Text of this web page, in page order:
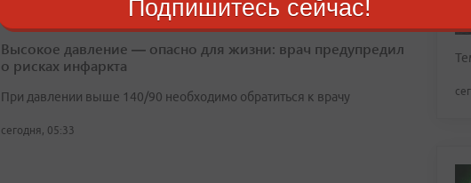
Высокое давление — опасно для жизни: врач предупредил
о рисках инфаркта
При давлении выше 140/90 необходимо обратиться к врачу
сегодня, 05:33
Подпишитесь сейчас!